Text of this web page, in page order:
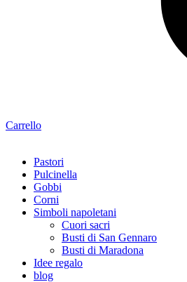
Carrello
Pastori
Pulcinella
Gobbi
Corni
Simboli napoletani
Cuori sacri
Busti di San Gennaro
Busti di Maradona
Idee regalo
blog